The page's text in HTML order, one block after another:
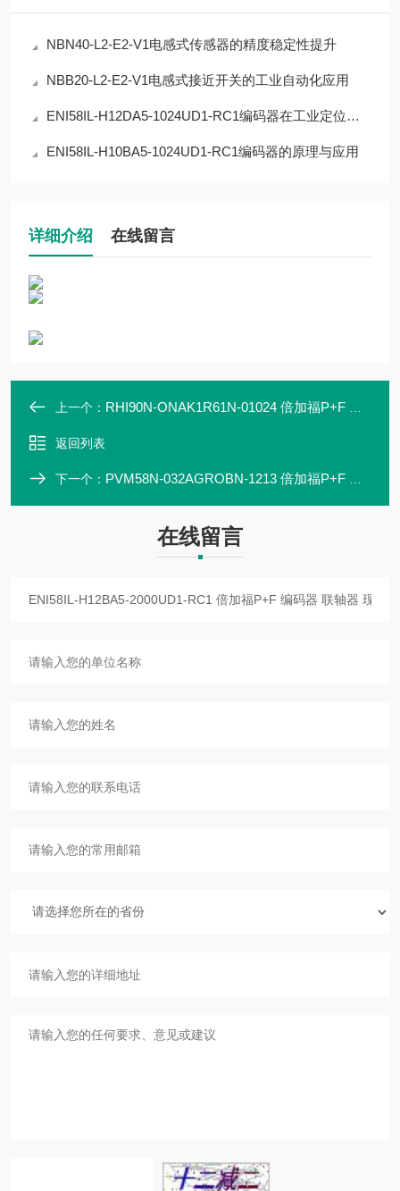
NBN40-L2-E2-V1电感式传感器的精度稳定性提升
NBB20-L2-E2-V1电感式接近开关的工业自动化应用
ENI58IL-H12DA5-1024UD1-RC1编码器在工业定位中的应用
ENI58IL-H10BA5-1024UD1-RC1编码器的原理与应用
详细介绍 在线留言
上一个： RHI90N-ONAK1R61N-01024 倍加福P+F 编码器 联轴器 传感器 现货直发
返回列表
下一个： PVM58N-032AGROBN-1213 倍加福P+F 编码器 联轴器 现货直发
在线留言